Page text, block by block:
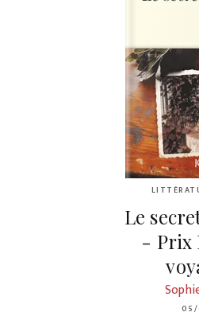
Le
- Prix
05/